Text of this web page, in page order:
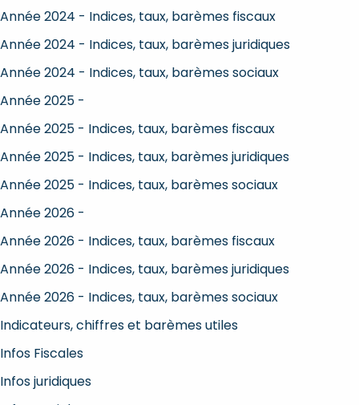
Année 2024 - Indices, taux, barèmes fiscaux
Année 2024 - Indices, taux, barèmes juridiques
Année 2024 - Indices, taux, barèmes sociaux
Année 2025 -
Année 2025 - Indices, taux, barèmes fiscaux
Année 2025 - Indices, taux, barèmes juridiques
Année 2025 - Indices, taux, barèmes sociaux
Année 2026 -
Année 2026 - Indices, taux, barèmes fiscaux
Année 2026 - Indices, taux, barèmes juridiques
Année 2026 - Indices, taux, barèmes sociaux
Indicateurs, chiffres et barèmes utiles
Infos Fiscales
Infos juridiques